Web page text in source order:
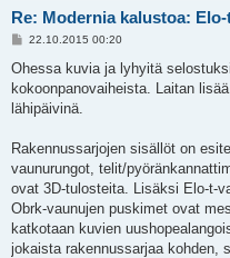
Re: Modernia kalustoa:
V
e
t
i
22.10.2015 00:20
Ohessa kuvia ja lyhyitä
kokoonpanovaiheista. Laitan
lähipäivinä.
Rakennussarjojen sisällöt on
vaunurungot, telit/
ovat 3D-tulosteita. Lisäksi Elo-t-
Obrk-vaunujen puskimet ovat
katkotaan kuvien
jokaista rakennussarjaa kohden,